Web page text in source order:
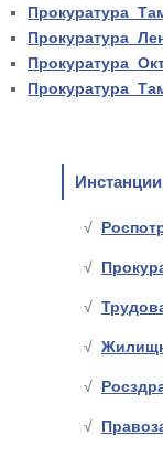
Прокуратура
Прокуратура
Прокуратура
Прокуратура